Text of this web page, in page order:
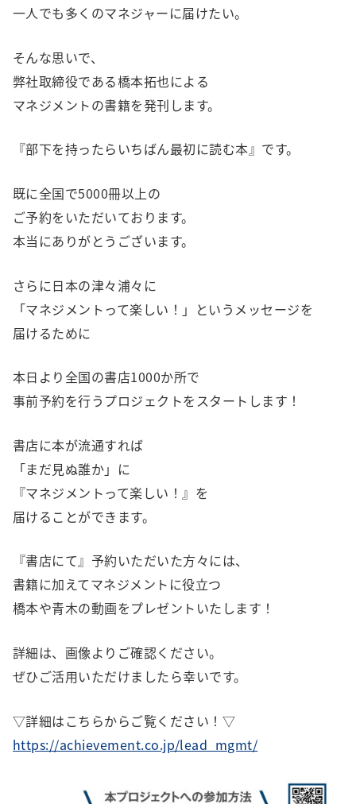
一人でも多くのマネジャーに届けたい。
そんな思いで、
弊社取締役である橋本拓也による
マネジメントの書籍を発刊します。
『部下を持ったらいちばん最初に読む本』です。
既に全国で5000冊以上の
ご予約をいただいております。
本当にありがとうございます。
さらに日本の津々浦々に
「マネジメントって楽しい！」というメッセージを
届けるために
本日より全国の書店1000か所で
事前予約を行うプロジェクトをスタートします！
書店に本が流通すれば
「まだ見ぬ誰か」に
『マネジメントって楽しい！』を
届けることができます。
『書店にて』予約いただいた方々には、
書籍に加えてマネジメントに役立つ
橋本や青木の動画をプレゼントいたします！
詳細は、画像よりご確認ください。
ぜひご活用いただけましたら幸いです。
▽詳細はこちらからご覧ください！▽
https://achievement.co.jp/lead_mgmt/